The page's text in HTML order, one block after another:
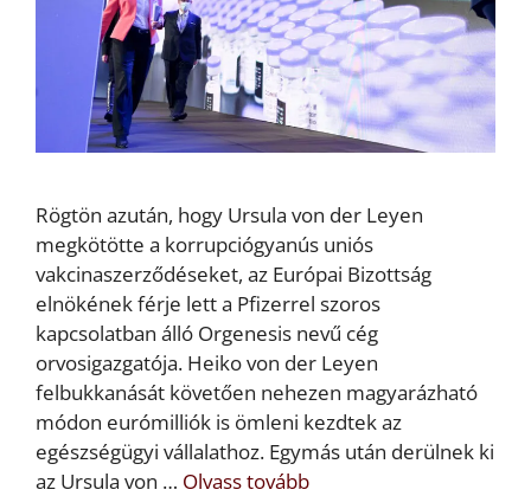
Rögtön azután, hogy Ursula von der Leyen
megkötötte a korrupciógyanús uniós
vakcinaszerződéseket, az Európai Bizottság
elnökének férje lett a Pfizerrel szoros
kapcsolatban álló Orgenesis nevű cég
orvosigazgatója. Heiko von der Leyen
felbukkanását követően nehezen magyarázható
módon eurómilliók is ömleni kezdtek az
egészségügyi vállalathoz. Egymás után derülnek ki
az Ursula von … Olvass tovább